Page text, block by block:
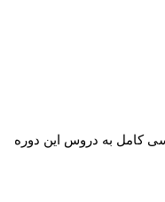
کامل به دروس این دوره